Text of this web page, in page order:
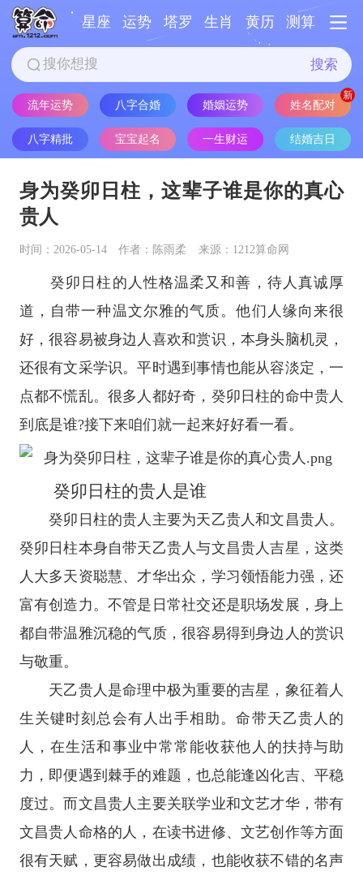
星座 运势 塔罗 生肖 黄历 测算
搜索
流年运势 八字合婚 婚姻运势 姓名配对
八字精批 宝宝起名 一生财运 结婚吉日
身为癸卯日柱，这辈子谁是你的真心
贵人
时间：2026-05-14 作者：陈雨柔 来源：1212算命网
癸卯日柱的人性格温柔又和善，待人真诚厚
道，自带一种温文尔雅的气质。他们人缘向来很
好，很容易被身边人喜欢和赏识，本身头脑机灵，
还很有文采学识。平时遇到事情也能从容淡定，一
点都不慌乱。很多人都好奇，癸卯日柱的命中贵人
到底是谁?接下来咱们就一起来好好看一看。
癸卯日柱的贵人是谁
癸卯日柱的贵人主要为天乙贵人和文昌贵人。
癸卯日柱本身自带天乙贵人与文昌贵人吉星，这类
人大多天资聪慧、才华出众，学习领悟能力强，还
富有创造力。不管是日常社交还是职场发展，身上
都自带温雅沉稳的气质，很容易得到身边人的赏识
与敬重。
天乙贵人是命理中极为重要的吉星，象征着人
生关键时刻总会有人出手相助。命带天乙贵人的
人，在生活和事业中常常能收获他人的扶持与助
力，即便遇到棘手的难题，也总能逢凶化吉、平稳
度过。而文昌贵人主要关联学业和文艺才华，带有
文昌贵人命格的人，在读书进修、文艺创作等方面
很有天赋，更容易做出成绩，也能收获不错的名声